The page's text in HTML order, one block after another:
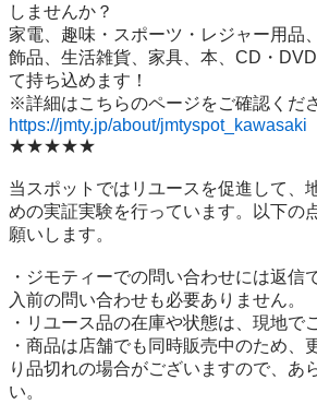
しませんか？
家電、趣味・スポーツ・レジャー用品
飾品、生活雑貨、家具、本、CD・
て持ち込めます！
https://jmty.jp/about/jmtyspot_kawasaki
★★★★★
当スポットではリユースを促進して、
めの実証実験を行っています。以下の
願いします。
・ジモティーでの問い合わせには返信
入前の問い合わせも必要ありません。
・リユース品の在庫や状態は、現地で
・商品は店舗でも同時販売中のため、
り品切れの場合がございますので、あ
い。